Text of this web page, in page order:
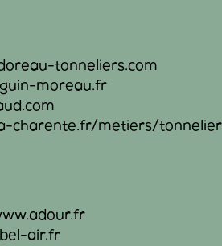
tonneliers.com
moreau.fr
charente.fr/metiers/
air.fr